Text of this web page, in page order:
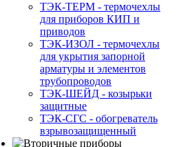
ТЭК-ТЕРМ - термочехлы
для приборов КИП и
приводов
ТЭК-ИЗОЛ - термочехлы
для укрытия запорной
арматуры и элементов
трубопроводов
ТЭК-ШЕЙД - козырьки
защитные
ТЭК-СГС - обогреватель
взрывозащищенный